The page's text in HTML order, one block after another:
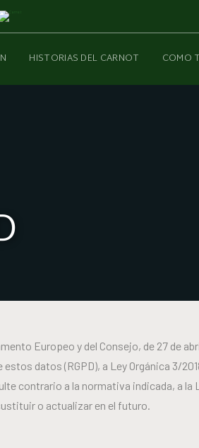
HISTORIAS DEL CARNOT COMO
Europeo y del Consejo, de 27 de
datos (RGPD), a Ley Orgánica 3/
contrario a la normativa indicada, a la
o actualizar en el futuro.